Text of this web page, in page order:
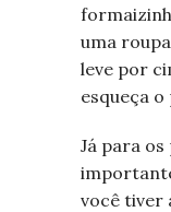
uma
leve por
esqueça
Já para os
você tiver